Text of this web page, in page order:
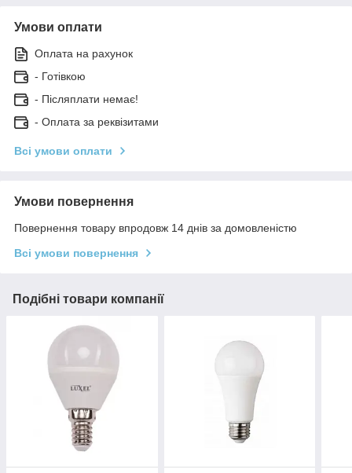
Умови оплати
Оплата на рахунок
- Готівкою
- Післяплати немає!
- Оплата за реквізитами
Всі умови оплати
Умови повернення
Повернення товару впродовж 14 днів за домовленістю
Всі умови повернення
Подібні товари компанії